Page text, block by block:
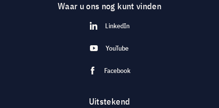
Waar u ons nog kunt vinden
LinkedIn
YouTube
Facebook
Uitstekend